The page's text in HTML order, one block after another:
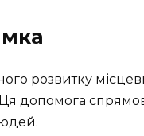
розвитку
допомога